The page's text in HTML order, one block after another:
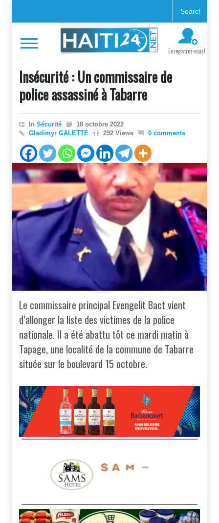
Enregistrez-vous!
Insécurité : Un commissaire de
police assassiné à Tabarre
In Sécurité
18 octobre 2022
Gladimyr GALETTE
292 Views 0 comments
Le commissaire principal Evengelit Bact vient
d’allonger la liste des victimes de la police
nationale. Il a été abattu tôt ce mardi matin à
Tapage, une localité de la commune de Tabarre
située sur le boulevard 15 octobre.